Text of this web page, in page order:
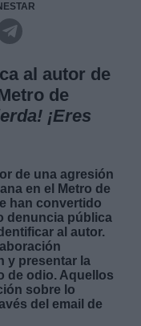
al autor de
de
¡Eres
de una agresión
en el Metro de
han convertido
denuncia pública
al autor.
y presentar la
de odio. Aquellos
sobre lo
del email de